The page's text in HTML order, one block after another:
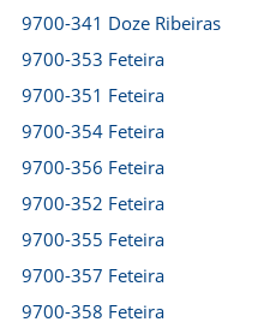
9700-341 Doze Ribeiras
9700-353 Feteira
9700-351 Feteira
9700-354 Feteira
9700-356 Feteira
9700-352 Feteira
9700-355 Feteira
9700-357 Feteira
9700-358 Feteira